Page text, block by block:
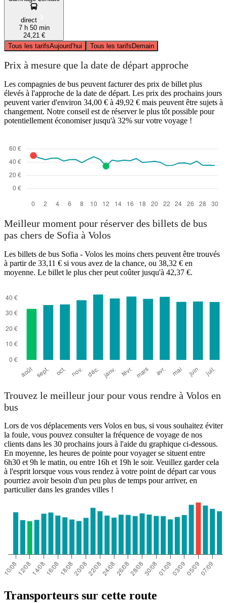
direct
7 h 50 min
24,21 €
Tous les tarifsAujourd’hui Tous les tarifsDemain
Prix à mesure que la date de départ approche
Les compagnies de bus peuvent facturer des prix de billet plus
élevés à l'approche de la date de départ. Les prix des prochains jours
peuvent varier d'environ 34,00 € à 49,92 € mais peuvent être sujets à
changement. Notre conseil est de réserver le plus tôt possible pour
potentiellement économiser jusqu'à 32% sur votre voyage !
Meilleur moment pour réserver des billets de bus
pas chers de Sofia à Volos
Les billets de bus Sofia - Volos les moins chers peuvent être trouvés
à partir de 33,11 € si vous avez de la chance, ou 38,32 € en
moyenne. Le billet le plus cher peut coûter jusqu'à 42,37 €.
Trouvez le meilleur jour pour vous rendre à Volos en
bus
Lors de vos déplacements vers Volos en bus, si vous souhaitez éviter
la foule, vous pouvez consulter la fréquence de voyage de nos
clients dans les 30 prochains jours à l'aide du graphique ci-dessous.
En moyenne, les heures de pointe pour voyager se situent entre
6h30 et 9h le matin, ou entre 16h et 19h le soir. Veuillez garder cela
à l'esprit lorsque vous vous rendez à votre point de départ car vous
pourriez avoir besoin d'un peu plus de temps pour arriver, en
particulier dans les grandes villes !
Transporteurs sur cette route